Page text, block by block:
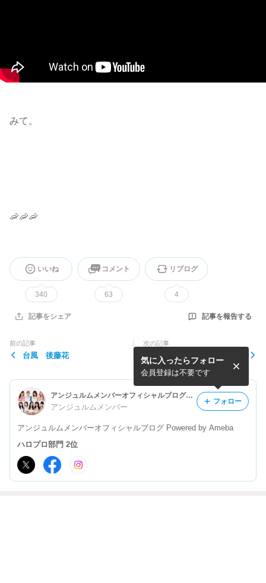
みて。
🦐🦐🦐
いいね
340
コメント
63
リブログ
4
記事をシェア 記事を報告する
前の記事
台風 後藤花
次の記事
バスツアー 下井谷幸穂
アンジュルムメンバーオフィシャルブログ Powered by Ameba
アンジュルムメンバー
アンジュルムメンバーオフィシャルブログ Powered by Ameba
気に入ったらフォロー
会員登録は不要です
フォロー
ハロプロ部門 2位